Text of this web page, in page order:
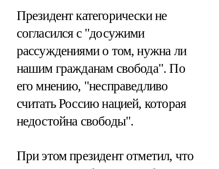
Президент категорически не
согласился с "досужими
рассуждениями о том, нужна ли
нашим гражданам свобода". По
его мнению, "несправедливо
считать Россию нацией, которая
недостойна свободы".
При этом президент отметил, что